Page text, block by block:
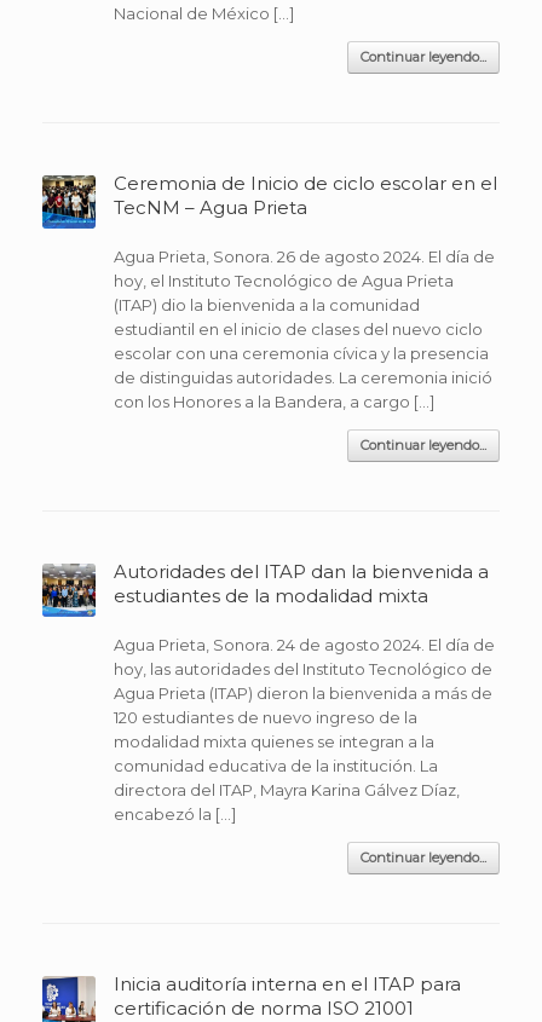
Nacional de México […]
Continuar leyendo...
Ceremonia de Inicio de ciclo escolar en el
TecNM – Agua Prieta
Agua Prieta, Sonora. 26 de agosto 2024. El día de
hoy, el Instituto Tecnológico de Agua Prieta
(ITAP) dio la bienvenida a la comunidad
estudiantil en el inicio de clases del nuevo ciclo
escolar con una ceremonia cívica y la presencia
de distinguidas autoridades. La ceremonia inició
con los Honores a la Bandera, a cargo […]
Continuar leyendo...
Autoridades del ITAP dan la bienvenida a
estudiantes de la modalidad mixta
Agua Prieta, Sonora. 24 de agosto 2024. El día de
hoy, las autoridades del Instituto Tecnológico de
Agua Prieta (ITAP) dieron la bienvenida a más de
120 estudiantes de nuevo ingreso de la
modalidad mixta quienes se integran a la
comunidad educativa de la institución. La
directora del ITAP, Mayra Karina Gálvez Díaz,
encabezó la […]
Continuar leyendo...
Inicia auditoría interna en el ITAP para
certificación de norma ISO 21001